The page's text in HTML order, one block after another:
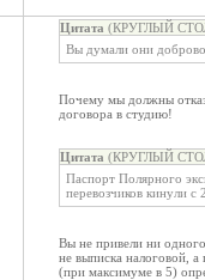
Цитата (КРУГЛЫЙ
Вы думали они
Почему мы должны
договора в студию!
Цитата (КРУГЛЫЙ
Паспорт Полярного
перевозчиков кинули с
Вы не привели ни
не выписка налоговой, а
(при максимуме в 5)